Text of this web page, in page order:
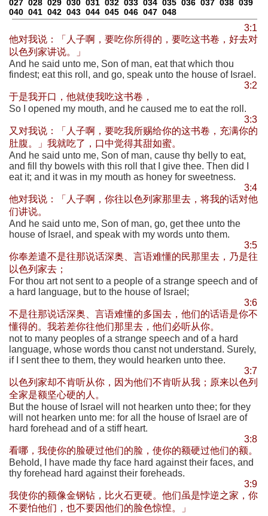
027 028 029 030 031 032 033 034 035 036 037 038 039
040 041 042 043 044 045 046 047 048
3:1
他对我说：「人子啊，要吃你所得的，要吃这书卷，好去对
以色列家讲说。」
And he said unto me, Son of man, eat that which thou
findest; eat this roll, and go, speak unto the house of Israel.
3:2
于是我开口，他就使我吃这书卷，
So I opened my mouth, and he caused me to eat the roll.
3:3
又对我说：「人子啊，要吃我所赐给你的这书卷，充满你的
肚腹。」我就吃了，口中觉得其甜如蜜。
And he said unto me, Son of man, cause thy belly to eat,
and fill thy bowels with this roll that I give thee. Then did I
eat it; and it was in my mouth as honey for sweetness.
3:4
他对我说：「人子啊，你往以色列家那里去，将我的话对他
们讲说。
And he said unto me, Son of man, go, get thee unto the
house of Israel, and speak with my words unto them.
3:5
你奉差遣不是往那说话深奥、言语难懂的民那里去，乃是往
以色列家去；
For thou art not sent to a people of a strange speech and of
a hard language, but to the house of Israel;
3:6
不是往那说话深奥、言语难懂的多国去，他们的话语是你不
懂得的。我若差你往他们那里去，他们必听从你。
not to many peoples of a strange speech and of a hard
language, whose words thou canst not understand. Surely,
if I sent thee to them, they would hearken unto thee.
3:7
以色列家却不肯听从你，因为他们不肯听从我；原来以色列
全家是额坚心硬的人。
But the house of Israel will not hearken unto thee; for they
will not hearken unto me: for all the house of Israel are of
hard forehead and of a stiff heart.
3:8
看哪，我使你的脸硬过他们的脸，使你的额硬过他们的额。
Behold, I have made thy face hard against their faces, and
thy forehead hard against their foreheads.
3:9
我使你的额像金钢钻，比火石更硬。他们虽是悖逆之家，你
不要怕他们，也不要因他们的脸色惊惶。」